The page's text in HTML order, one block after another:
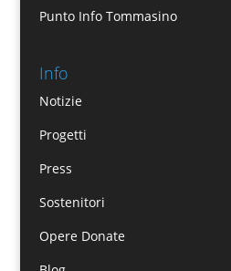
Punto Info Tommasino
Info
Notizie
Progetti
Press
Sostenitori
Opere Donate